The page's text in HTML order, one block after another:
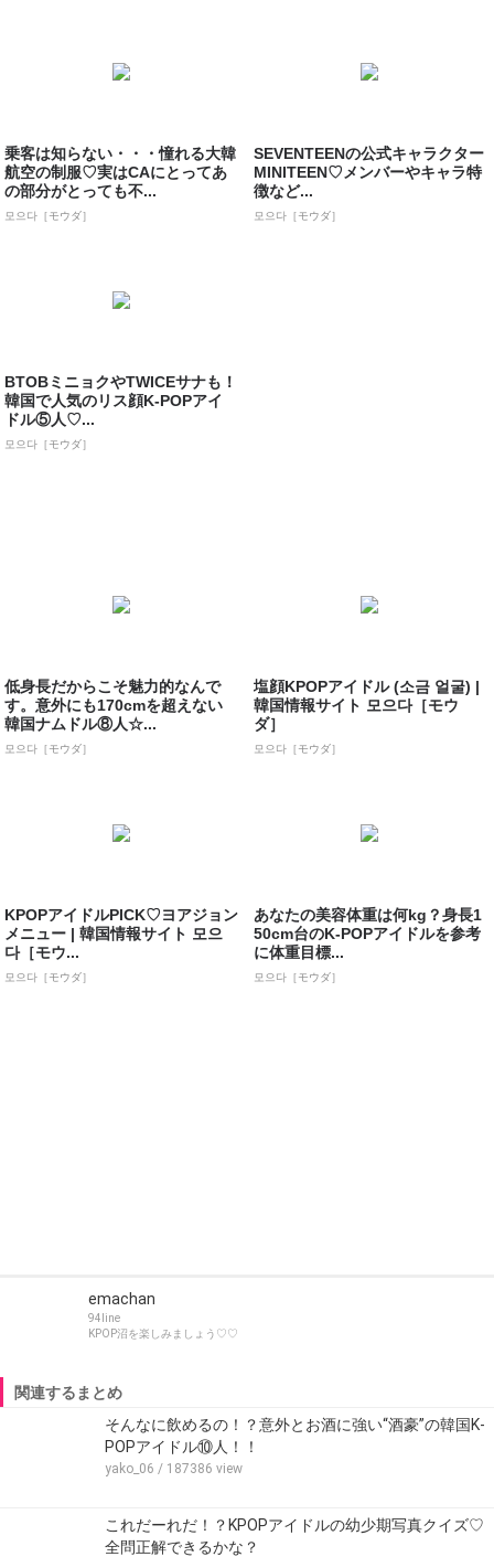
乗客は知らない・・・憧れる大韓
航空の制服♡実はCAにとってあ
の部分がとっても不...
모으다［モウダ］
SEVENTEENの公式キャラクター
MINITEEN♡メンバーやキャラ特
徴など...
모으다［モウダ］
BTOBミニョクやTWICEサナも！
韓国で人気のリス顔K-POPアイ
ドル⑤人♡...
모으다［モウダ］
低身長だからこそ魅力的なんで
す。意外にも170cmを超えない
韓国ナムドル⑧人☆...
모으다［モウダ］
塩顔KPOPアイドル (소금 얼굴) |
韓国情報サイト 모으다［モウ
ダ］
모으다［モウダ］
KPOPアイドルPICK♡ヨアジョン
メニュー | 韓国情報サイト 모으
다［モウ...
모으다［モウダ］
あなたの美容体重は何kg？身長1
50cm台のK-POPアイドルを参考
に体重目標...
모으다［モウダ］
emachan
94line
KPOP沼を楽しみましょう♡♡
関連するまとめ
そんなに飲めるの！？意外とお酒に強い“酒豪”の韓国K-
POPアイドル⑩人！！
yako_06 / 187386 view
これだーれだ！？KPOPアイドルの幼少期写真クイズ♡
全問正解できるかな？